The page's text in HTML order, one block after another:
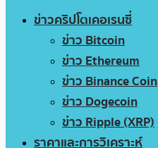
ข่าวคริปโตเคอเรนซี่
ข่าว Bitcoin
ข่าว Ethereum
ข่าว Binance Coin
ข่าว Dogecoin
ข่าว Ripple (XRP)
ราคาและการวิเคราะห์